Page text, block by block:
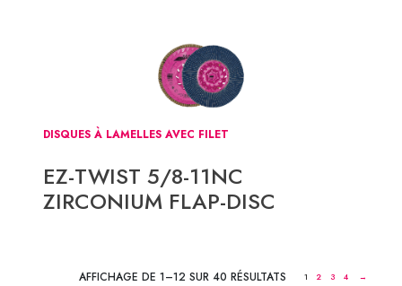
DISQUES À LAMELLES AVEC FILET
EZ-TWIST 5/8-11NC
ZIRCONIUM FLAP-DISC
AFFICHAGE DE 1–12 SUR 40 RÉSULTATS 1 2 3 4 →